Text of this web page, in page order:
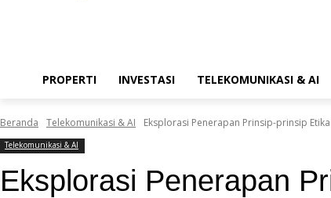
PROPERTI INVESTASI TELEKOMUNIKASI & AI
Beranda Telekomunikasi & AI Eksplorasi Penerapan Prinsip-prinsip
Telekomunikasi & AI
Eksplorasi Penerapan